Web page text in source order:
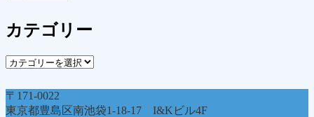
カ
イ
カテゴリー
カ
ゴ
リ
〒171-0022
東京都豊島区南池袋1-18-17 I&Kビル4F